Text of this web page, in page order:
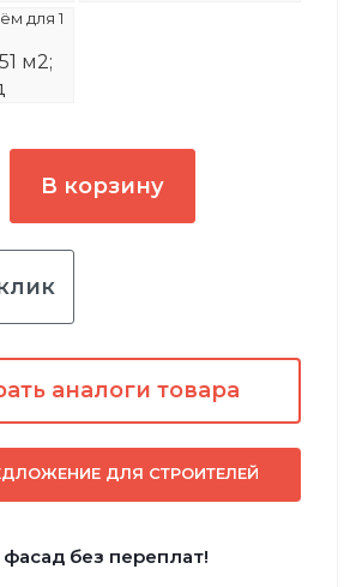
для 1
м2;
В корзину
аналоги товара
ДЛЯ СТРОИТЕЛЕЙ
без переплат!